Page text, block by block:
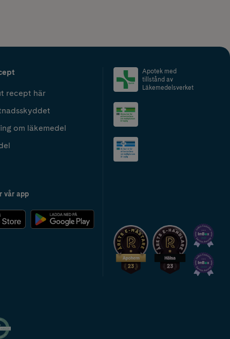
recept här
om läkemedel
vår app
Apotek med
tillstånd av
Läkemedelsverket
2024